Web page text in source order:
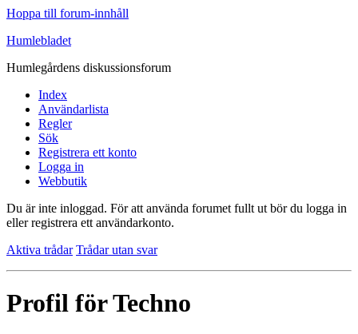
Hoppa till forum-innhåll
Humlebladet
Humlegårdens diskussionsforum
Index
Användarlista
Regler
Sök
Registrera ett konto
Logga in
Webbutik
Du är inte inloggad. För att använda forumet fullt ut bör du logga in
eller registrera ett användarkonto.
Aktiva trådar Trådar utan svar
Profil för Techno